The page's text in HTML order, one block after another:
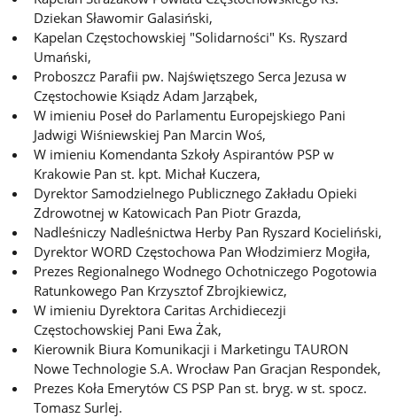
Dziekan Sławomir Galasiński,
Kapelan Częstochowskiej "Solidarności" Ks. Ryszard
Umański,
Proboszcz Parafii pw. Najświętszego Serca Jezusa w
Częstochowie Ksiądz Adam Jarząbek,
W imieniu Poseł do Parlamentu Europejskiego Pani
Jadwigi Wiśniewskiej Pan Marcin Woś,
W imieniu Komendanta Szkoły Aspirantów PSP w
Krakowie Pan st. kpt. Michał Kuczera,
Dyrektor Samodzielnego Publicznego Zakładu Opieki
Zdrowotnej w Katowicach Pan Piotr Grazda,
Nadleśniczy Nadleśnictwa Herby Pan Ryszard Kocieliński,
Dyrektor WORD Częstochowa Pan Włodzimierz Mogiła,
Prezes Regionalnego Wodnego Ochotniczego Pogotowia
Ratunkowego Pan Krzysztof Zbrojkiewicz,
W imieniu Dyrektora Caritas Archidiecezji
Częstochowskiej Pani Ewa Żak,
Kierownik Biura Komunikacji i Marketingu TAURON
Nowe Technologie S.A. Wrocław Pan Gracjan Respondek,
Prezes Koła Emerytów CS PSP Pan st. bryg. w st. spocz.
Tomasz Surlej.